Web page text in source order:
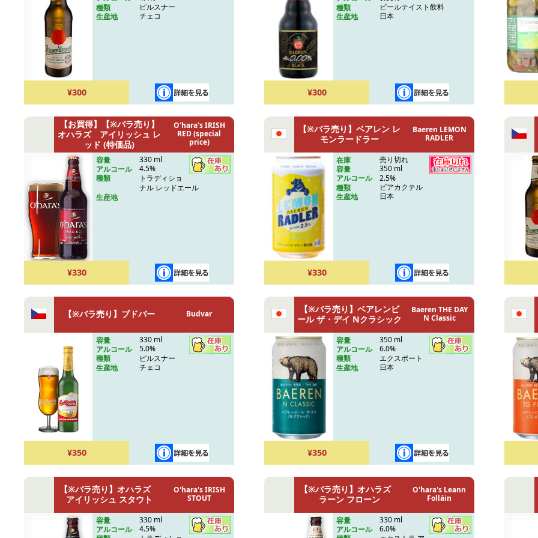
種類
ピルスナー
生産地
チェコ
¥300
種類
ビールテイスト飲料
生産地
日本
¥300
【お買得】【※バラ売り】
オハラズ アイリッシュ レ
ッド (特価品)
O'hara's IRISH
RED (special
price)
容量
330 ml
アルコール
4.5%
種類
トラディショ
ナル レッドエール
生産地
¥330
【※バラ売り】ベアレン レ
モンラードラー
Baeren LEMON
RADLER
在庫
売り切れ
容量
350 ml
アルコール
2.5%
種類
ビアカクテル
生産地
日本
¥330
【※バラ売り】ブドバー Budvar
容量
330 ml
アルコール
5.0%
種類
ピルスナー
生産地
チェコ
¥350
【※バラ売り】ベアレンビ
ール ザ・デイ Nクラシック
Baeren THE DAY
N Classic
容量
350 ml
アルコール
6.0%
種類
エクスポート
生産地
日本
¥350
【※バラ売り】オハラズ
アイリッシュ スタウト
O'hara's IRISH
STOUT
容量
330 ml
アルコール
4.5%
【※バラ売り】オハラズ
ラーン フローン
O'hara's Leann
Folláin
容量
330 ml
アルコール
6.0%